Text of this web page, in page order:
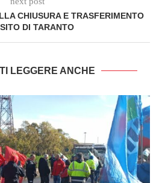
CHIUSURA E TRASFERIMENTO
DI TARANTO
LEGGERE ANCHE